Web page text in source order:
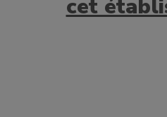
cet